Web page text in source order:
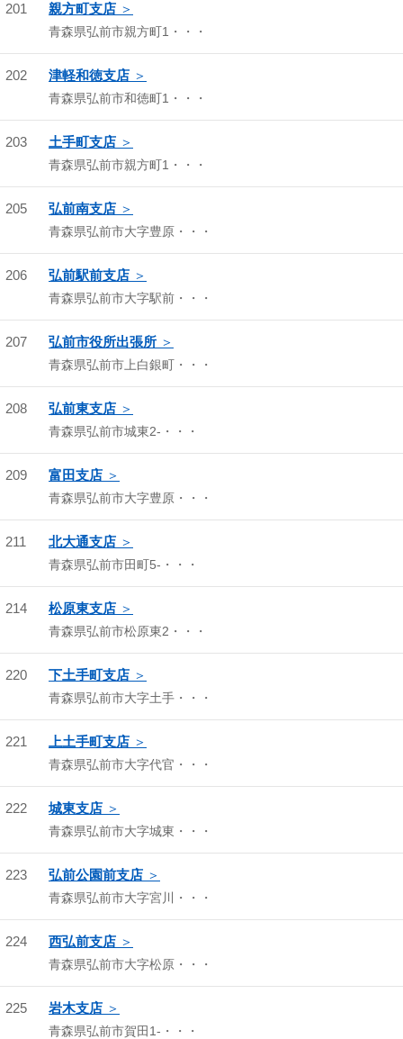
201 親方町支店
青森県弘前市親方町1・・・
202 津軽和徳支店
青森県弘前市和徳町1・・・
203 土手町支店
青森県弘前市親方町1・・・
205 弘前南支店
青森県弘前市大字豊原・・・
206 弘前駅前支店
青森県弘前市大字駅前・・・
207 弘前市役所出張所
青森県弘前市上白銀町・・・
208 弘前東支店
青森県弘前市城東2-・・・
209 富田支店
青森県弘前市大字豊原・・・
211 北大通支店
青森県弘前市田町5-・・・
214 松原東支店
青森県弘前市松原東2・・・
220 下土手町支店
青森県弘前市大字土手・・・
221 上土手町支店
青森県弘前市大字代官・・・
222 城東支店
青森県弘前市大字城東・・・
223 弘前公園前支店
青森県弘前市大字宮川・・・
224 西弘前支店
青森県弘前市大字松原・・・
225 岩木支店
青森県弘前市賀田1-・・・